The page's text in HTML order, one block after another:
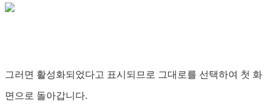
그러면 활성화되었다고 표시되므로 그대로를 선택하여 첫 화
면으로 돌아갑니다.